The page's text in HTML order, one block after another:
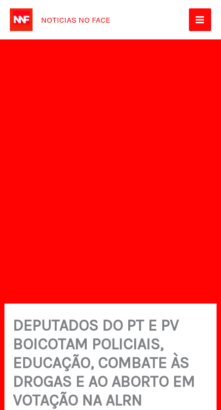
para
NOTICIAS NO FACE
DEPUTADOS DO PT E PV
BOICOTAM POLICIAIS,
EDUCAÇÃO, COMBATE ÀS
DROGAS E AO ABORTO EM
VOTAÇÃO NA ALRN